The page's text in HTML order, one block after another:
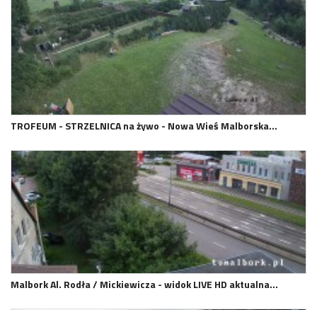
TROFEUM - STRZELNICA na żywo - Nowa Wieś Malborska…
Malbork Al. Rodła / Mickiewicza - widok LIVE HD aktualna…